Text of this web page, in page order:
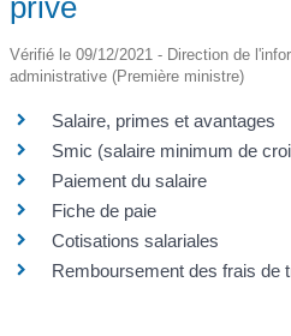
privé
Vérifié le 09/12/2021 - Direction de
administrative (Première ministre)
Salaire, primes et avantages
Smic (salaire minimum de
Paiement du salaire
Fiche de paie
Cotisations salariales
Remboursement des frais de